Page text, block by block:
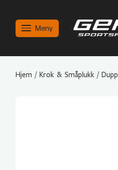
Meny
Hjem / Krok & Småplukk / Dupp